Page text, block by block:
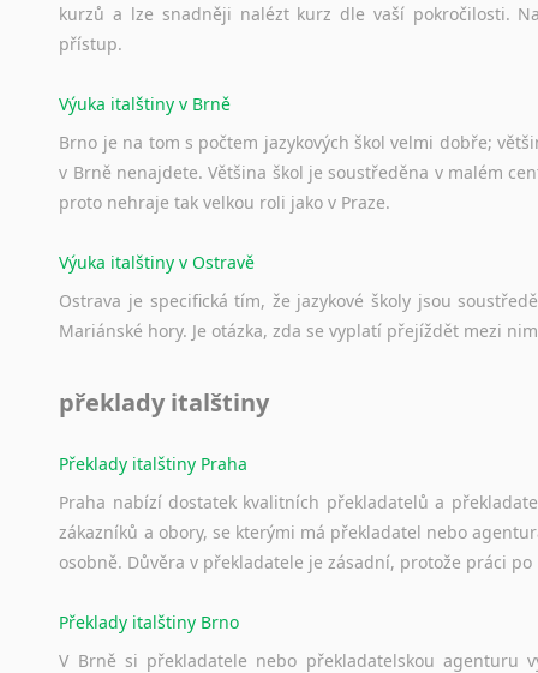
kurzů a lze snadněji nalézt kurz dle vaší pokročilosti.
přístup.
Výuka italštiny v Brně
Brno je na tom s počtem jazykových škol velmi dobře;
v Brně nenajdete. Většina škol je soustředěna v malém
proto nehraje tak velkou roli jako v Praze.
Výuka italštiny v Ostravě
Ostrava je specifická tím, že jazykové školy jsou
Mariánské hory. Je otázka, zda se vyplatí přejíždět mezi
překlady italštiny
Překlady italštiny Praha
Praha nabízí dostatek kvalitních překladatelů a
zákazníků a obory, se kterými má překladatel nebo
osobně. Důvěra v překladatele je zásadní, protože práci
Překlady italštiny Brno
V Brně si překladatele nebo překladatelskou agenturu